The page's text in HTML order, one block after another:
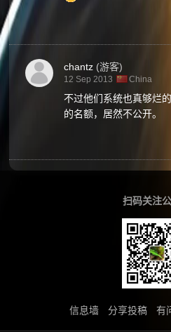
chantz (游客)
12 Sep 2013 China
不过他们系统也真够烂
的名额，居然不公开。
扫码关注
信息墙 分享投稿 有